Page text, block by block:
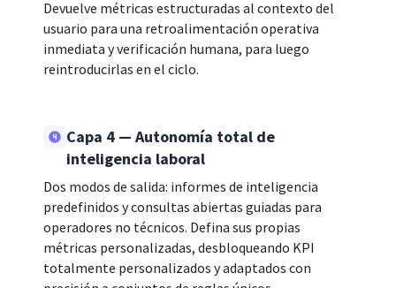
Devuelve métricas estructuradas al contexto del
usuario para una retroalimentación operativa
inmediata y verificación humana, para luego
reintroducirlas en el ciclo.
Capa 4 — Autonomía total de
inteligencia laboral
Dos modos de salida: informes de inteligencia
predefinidos y consultas abiertas guiadas para
operadores no técnicos. Defina sus propias
métricas personalizadas, desbloqueando KPI
totalmente personalizados y adaptados con